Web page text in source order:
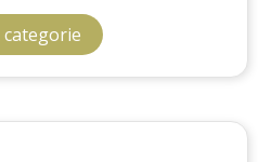
categorie